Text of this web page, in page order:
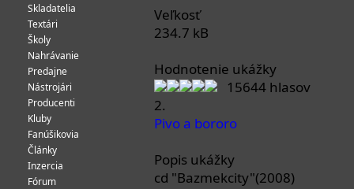
Skladatelia
Textári
Školy
Nahrávanie
Predajne
Nástrojári
Producenti
Kluby
Fanúšikovia
Články
Inzercia
Fórum
Veľkosť
234.7 kB
Hodnotenie ukážky
15644 hlasov
2.
Pivo a bororo
Popis ukážky
cd "Bazmekcity"(2008)